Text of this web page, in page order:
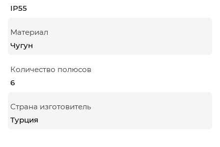
IP55
Материал
Чугун
Количество полюсов
6
Страна изготовитель
Турция